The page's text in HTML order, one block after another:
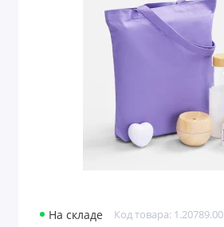
На складе Код товара: 1.20789.00